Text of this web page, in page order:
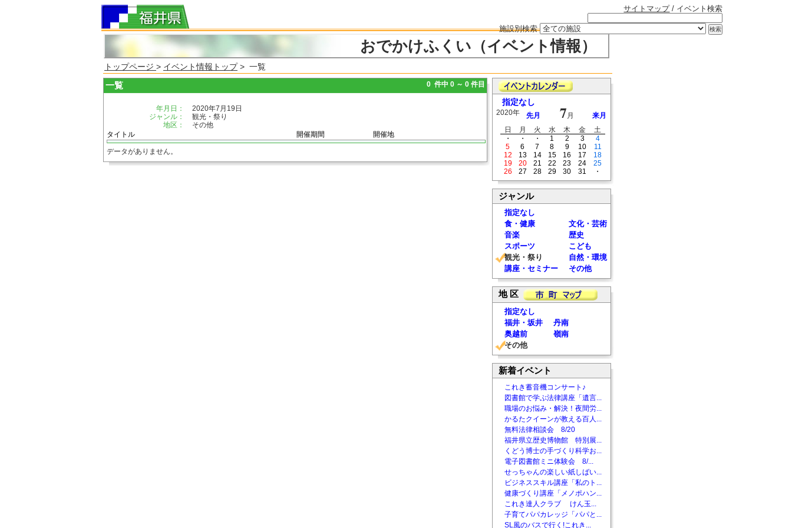
サイトマップ/ イベント検索
施設別検索
おでかけふくい（イベント情報）
トップページ > イベント情報トップ> 一覧
一覧 0 件中 0 ～ 0 件目
年月日：
2020年7月19日
ジャンル：
観光・祭り
地区：
その他
タイトル
開催期間 開催地
データがありません。
指定なし
2020年 先月 7 月
来月
日
月 火 水 木 金
土
・
・ ・ 1 2 3
4
5
6 7 8 9 10
11
12
13 14 15 16 17
18
19
20 21 22 23 24
25
26
27 28 29 30 31 ・
ジャンル
指定なし
食・健康
文化・芸術
音楽
歴史
スポーツ
こども
観光・祭り
自然・環境
講座・セミナー
その他
地 区
指定なし
福井・坂井
丹南
奥越前
嶺南
その他
新着イベント
これき蓄音機コンサート♪
図書館で学ぶ法律講座「遺言...
職場のお悩み・解決！夜間労...
かるたクイーンが教える百人...
無料法律相談会 8/20
福井県立歴史博物館 特別展...
くどう博士の手づくり科学お...
電子図書館ミニ体験会 8/...
せっちゃんの楽しい紙しばい...
ビジネススキル講座「私のト...
健康づくり講座「メノポハン...
これき達人クラブ けん玉...
子育てパパカレッジ「パパと...
SL風のバスで行く!これき...